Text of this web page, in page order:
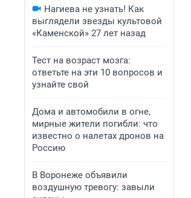
Нагиева не узнать! Как
выглядели звезды культовой
«Каменской» 27 лет назад
Тест на возраст мозга:
ответьте на эти 10 вопросов и
узнайте свой
Дома и автомобили в огне,
мирные жители погибли: что
известно о налетах дронов на
Россию
В Воронеже объявили
воздушную тревогу: завыли